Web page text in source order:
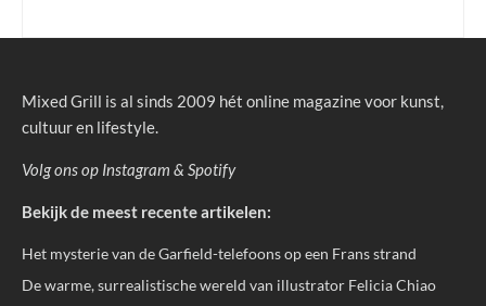
Mixed Grill is al sinds 2009 hét online magazine voor kunst,
cultuur en lifestyle.
Volg ons op Instagram & Spotify
Bekijk de meest recente artikelen:
Het mysterie van de Garfield-telefoons op een Frans strand
De warme, surrealistische wereld van illustrator Felicia Chiao